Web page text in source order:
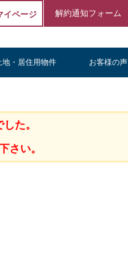
イページ 解約通知フォーム
地・居住用物件 お客様の声
た。
さい。